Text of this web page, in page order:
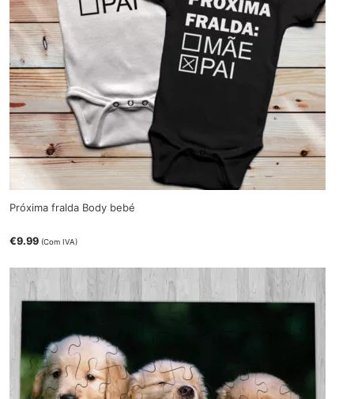
Próxima fralda Body bebé
€9.99 (Com IVA)